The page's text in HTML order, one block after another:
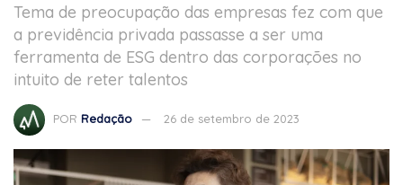
Tema de preocupação das empresas fez com que
a previdência privada passasse a ser uma
ferramenta de ESG dentro das corporações no
intuito de reter talentos
POR Redação 26 de setembro de 2023